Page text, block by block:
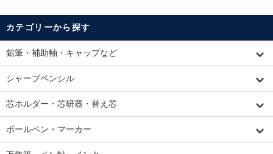
カテゴリーから探す
鉛筆・補助軸・キャップなど
シャープペンシル
芯ホルダー・芯研器・替え芯
ボールペン・マーカー